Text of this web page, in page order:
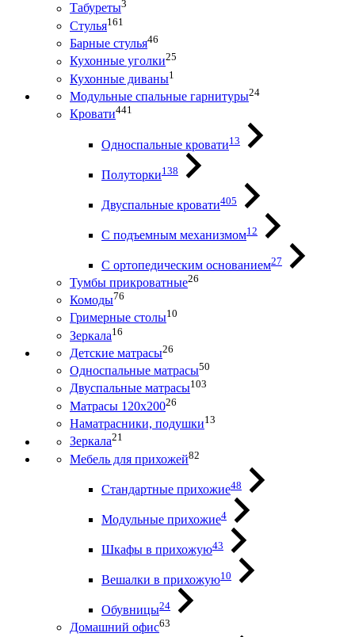
Табуреты3
Стулья161
Барные стулья46
Кухонные уголки25
Кухонные диваны1
Модульные спальные гарнитуры24
Кровати441
Односпальные кровати13
Полуторки138
Двуспальные кровати405
С подъемным механизмом12
С ортопедическим основанием27
Тумбы прикроватные26
Комоды76
Гримерные столы10
Зеркала16
Детские матрасы26
Односпальные матрасы50
Двуспальные матрасы103
Матрасы 120х20026
Наматрасники, подушки13
Зеркала21
Мебель для прихожей82
Стандартные прихожие48
Модульные прихожие4
Шкафы в прихожую43
Вешалки в прихожую10
Обувницы24
Домашний офис63